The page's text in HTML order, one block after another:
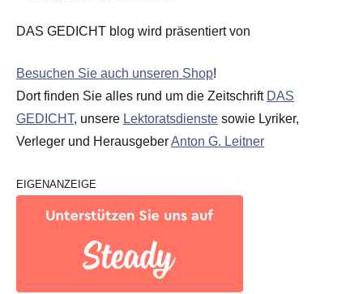
DAS GEDICHT blog wird präsentiert von
Besuchen Sie auch unseren Shop!
Dort finden Sie alles rund um die Zeitschrift DAS
GEDICHT, unsere Lektoratsdienste sowie Lyriker,
Verleger und HerausgeberAnton G. Leitner
EIGENANZEIGE